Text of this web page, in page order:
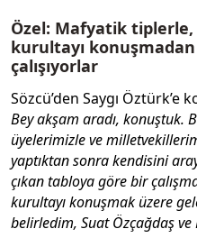
Özel: Mafyatik tiplerle,
kurultayı
çalışıyorlar
Sözcü’den Saygı Öztürk’e
Bey akşam aradı, konuştuk.
üyelerimizle ve
yaptıktan sonra kendisini
çıkan tabloya göre bir çalışma
kurultayı konuşmak üzere
belirledim, Suat Özçağdaş